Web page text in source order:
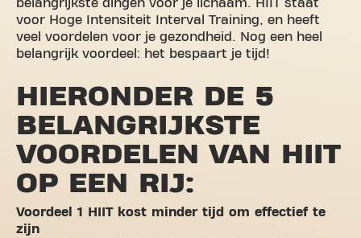
belangrijkste dingen voor je lichaam. HIIT staat
voor Hoge Intensiteit Interval Training, en heeft
veel voordelen voor je gezondheid. Nog een heel
belangrijk voordeel: het bespaart je tijd!
HIERONDER DE 5
BELANGRIJKSTE
VOORDELEN VAN HIIT
OP EEN RIJ:
Voordeel 1 HIIT kost minder tijd om effectief te
zijn